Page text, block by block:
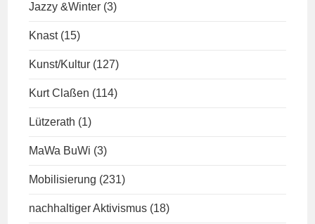
Jazzy &Winter (3)
Knast (15)
Kunst/Kultur (127)
Kurt Claßen (114)
Lützerath (1)
MaWa BuWi (3)
Mobilisierung (231)
nachhaltiger Aktivismus (18)